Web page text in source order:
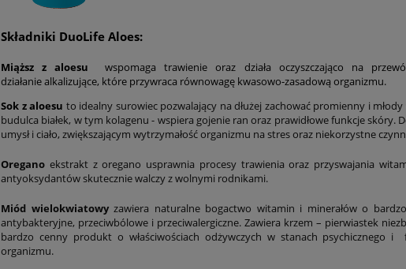
Immune Formula Natures
Sunshine
Bacillus Coagulans Natures
Sunshine
Składniki DuoLife Aloes:
Miąższ z aloesu wspomaga trawienie oraz działa
oczyszczająco na
działanie alkalizujące, które przywraca równowagę kwasowo-zasadową organizmu.
Sok z aloesu to idealny surowiec pozwalający na dłużej zachować promienny i
budulca białek, w tym kolagenu - wspiera gojenie ran oraz prawidłowe funkcje
umysł i ciało, zwiększającym wytrzymałość organizmu na stres oraz niekorzystne
Oregano ekstrakt z oregano usprawnia procesy trawienia oraz przyswajania
antyoksydantów skutecznie walczy z wolnymi rodnikami.
Miód wielokwiatowyzawiera naturalne bogactwo witamin i minerałów o bardzo
antybakteryjne, przeciwbólowe i przeciwalergiczne. Zawiera krzem – pierwiastek
bardzo cenny produkt o właściwościach odżywczych w stanach psychicznego i
organizmu.